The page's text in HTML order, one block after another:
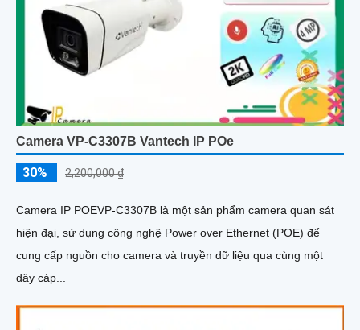
Camera VP-C3307B Vantech IP POe
30% 2,200,000 ₫
Camera IP POEVP-C3307B là một sản phẩm camera quan sát
hiện đại, sử dụng công nghệ Power over Ethernet (POE) để
cung cấp nguồn cho camera và truyền dữ liệu qua cùng một
dây cáp...